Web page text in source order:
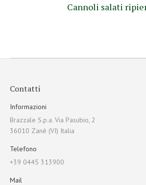
Cannoli salati
Contatti
Informazioni
Brazzale S.p.a. Via Pasubio, 2
36010 Zanè (VI) Italia
Telefono
+39 0445 313900
Mail